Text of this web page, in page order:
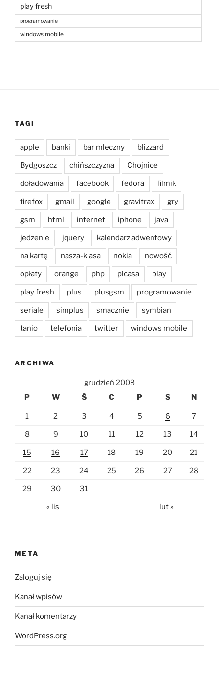
play fresh
programowanie
windows mobile
TAGI
apple banki bar mleczny blizzard
Bydgoszcz chińszczyzna Chojnice
doładowania facebook fedora filmik
firefox gmail google gravitrax gry
gsm html internet iphone java
jedzenie jquery kalendarz adwentowy
na kartę nasza-klasa nokia nowość
opłaty orange php picasa play
play fresh plus plusgsm programowanie
seriale simplus smacznie symbian
tanio telefonia twitter windows mobile
ARCHIWA
grudzień 2008
P
W Ś C P S N
1 2 3 4 5 6 7
8 9 10 11 12 13 14
15 16 17 18 19 20 21
22 23 24 25 26 27 28
29 30 31
« lis lut »
META
Zaloguj się
Kanał wpisów
Kanał komentarzy
WordPress.org